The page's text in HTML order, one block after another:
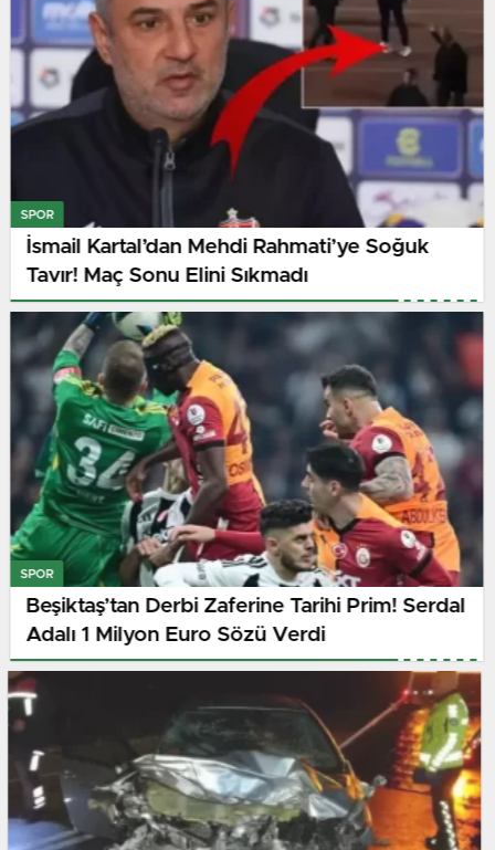
SPOR
İsmail Kartal’dan Mehdi Rahmati’ye Soğuk
Tavır! Maç Sonu Elini Sıkmadı
SPOR
Beşiktaş’tan Derbi Zaferine Tarihi Prim! Serdal
Adalı 1 Milyon Euro Sözü Verdi